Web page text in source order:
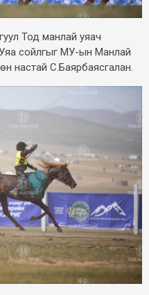
Тод манлай уяач
сойлгыг МУ-ын Манлай
настай С.Баярбаясгалан.